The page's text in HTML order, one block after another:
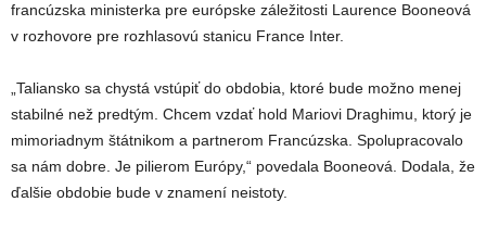
francúzska ministerka pre európske záležitosti Laurence Booneová
v rozhovore pre rozhlasovú stanicu France Inter.
„Taliansko sa chystá vstúpiť do obdobia, ktoré bude možno menej
stabilné než predtým. Chcem vzdať hold Mariovi Draghimu, ktorý je
mimoriadnym štátnikom a partnerom Francúzska. Spolupracovalo
sa nám dobre. Je pilierom Európy,“ povedala Booneová. Dodala, že
ďalšie obdobie bude v znamení neistoty.